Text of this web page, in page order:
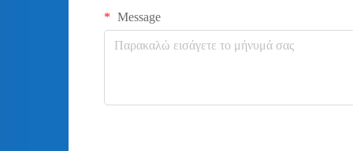
Message